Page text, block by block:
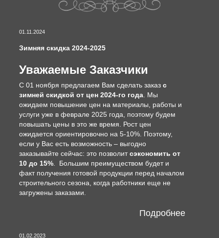
01.11.2024
Зимняя скидка 2024-2025
Уважаемые Заказчики
С 01 ноября предлагаем Вам сделать заказ с
зимней скидкой от цен 2024-го года . Мы
ожидаем повышение цен на материалы, работы и
услуги уже в феврале 2025 года, поэтому будем
повышать цены в это же время. Рост цен
ожидается ориентировочно на 5-10%. Поэтому,
если у Вас есть возможность – выгодно
заказывайте сейчас: это позволитсэкономить от
10 до 15% . Большим преимуществом будет и
факт получения готовой продукции перед началом
строительного сезона, когда работники еще не
загружены заказами.
Подробнее
01.02.2023